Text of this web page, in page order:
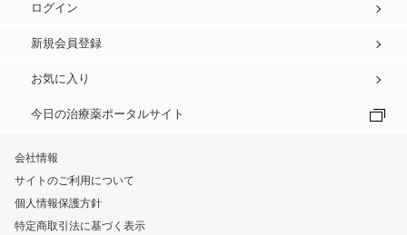
ログイン
新規会員登録
お気に入り
今日の治療薬ポータルサイト
会社情報
サイトのご利用について
個人情報保護方針
特定商取引法に基づく表示